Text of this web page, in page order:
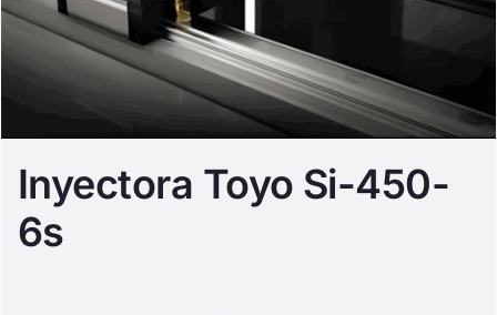
Inyectora Toyo Si-450-
6s